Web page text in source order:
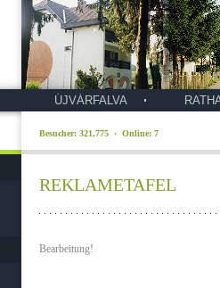
ÚJVÁRFALVA
Besucher: 321,775 · Online: 7
REKLAMETAFEL
Bearbeitung!